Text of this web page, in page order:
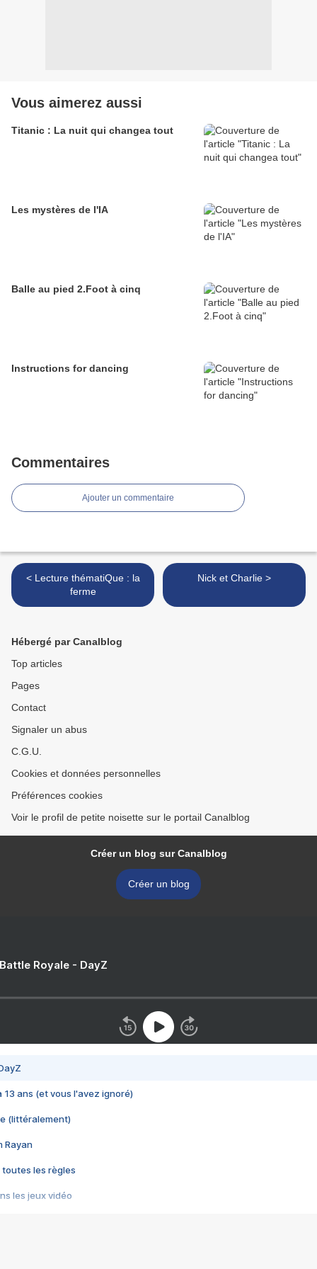
Vous aimerez aussi
Titanic : La nuit qui changea tout
Les mystères de l'IA
Balle au pied 2.Foot à cinq
Instructions for dancing
Commentaires
Ajouter un commentaire
< Lecture thématiQue : la
ferme
Nick et Charlie >
Hébergé par Canalblog
Top articles
Pages
Contact
Signaler un abus
C.G.U.
Cookies et données personnelles
Préférences cookies
Voir le profil de petite noisette sur le portail Canalblog
Créer un blog sur Canalblog
Créer un blog
Royale - DayZ
13 ans (et vous l'avez ignoré)
(littéralement)
Rayan
toutes les règles
les jeux vidéo